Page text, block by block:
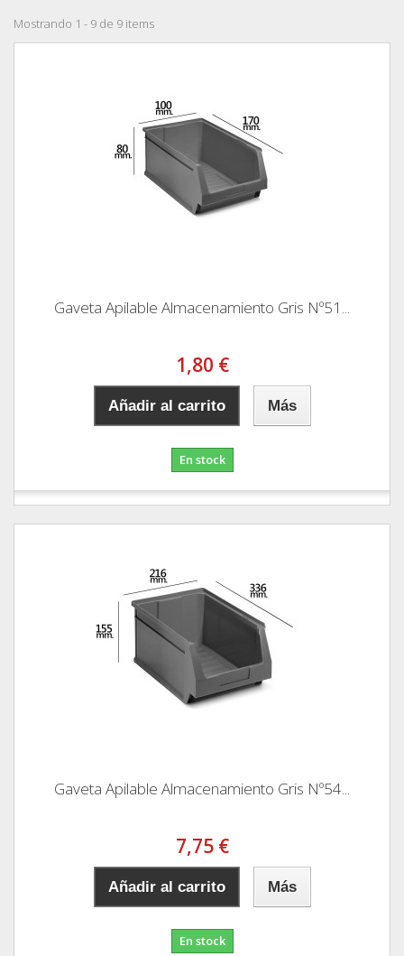
Mostrando 1 - 9 de 9 items
Gaveta Apilable Almacenamiento Gris Nº51...
1,80 €
Añadir al carrito Más
En stock
Gaveta Apilable Almacenamiento Gris Nº54...
7,75 €
Añadir al carrito Más
En stock